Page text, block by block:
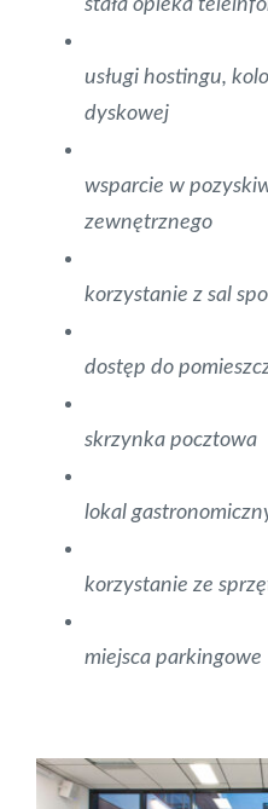
usługi hostingu,
dyskowej
wsparcie w
zewnętrznego
korzystanie z sal
dostęp do
skrzynka pocztowa
lokal
korzystanie ze
miejsca parkingowe